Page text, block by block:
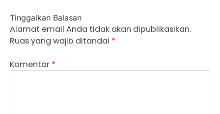
Tinggalkan Balasan
Alamat email Anda tidak akan dipublikasikan.
Ruas yang wajib ditandai *
Komentar *